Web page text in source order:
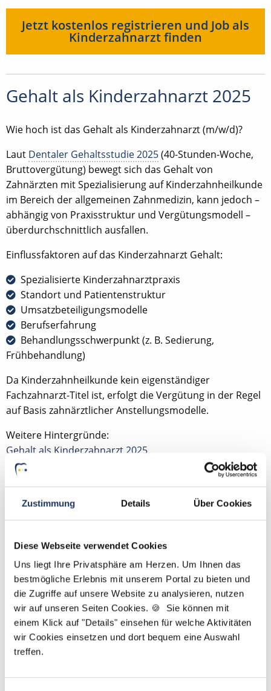
Zustimmung Details Über Cookies
Diese Webseite verwendet Cookies
Uns liegt Ihre Privatsphäre am Herzen. Um Ihnen das
bestmögliche Erlebnis mit unserem Portal zu bieten und
die Zugriffe auf unsere Website zu analysieren, nutzen
wir auf unseren Seiten Cookies. 🍪 Sie können mit
einem Klick auf "Details" einsehen für welche Aktivitäten
wir Cookies einsetzen und dort bequem eine Auswahl
treffen.
Jetzt kostenlos registrieren und Job als
Kinderzahnarzt finden
Gehalt als Kinderzahnarzt 2025
Wie hoch ist das Gehalt als Kinderzahnarzt (m/w/d)?
Laut Dentaler Gehaltsstudie 2025(40-Stunden-Woche,
Bruttovergütung) bewegt sich das Gehalt von
Zahnärzten mit Spezialisierung auf Kinderzahnheilkunde
im Bereich der allgemeinen Zahnmedizin, kann jedoch –
abhängig von Praxisstruktur und Vergütungsmodell –
überdurchschnittlich ausfallen.
Einflussfaktoren auf das Kinderzahnarzt Gehalt:
Spezialisierte Kinderzahnarztpraxis
Standort und Patientenstruktur
Umsatzbeteiligungsmodelle
Berufserfahrung
Behandlungsschwerpunkt (z. B. Sedierung,
Frühbehandlung)
Da Kinderzahnheilkunde kein eigenständiger
Fachzahnarzt-Titel ist, erfolgt die Vergütung in der Regel
auf Basis zahnärztlicher Anstellungsmodelle.
Weitere Hintergründe:
Gehalt als Kinderzahnarzt 2025
Aufgaben eines
Kinderzahnarztes
Kinderzahnärzte (m/w/d) sind spezialisiert auf die
zahnmedizinische Behandlung von Säuglingen, Kindern
und Jugendlichen.
Typische Tätigkeiten:
Früherkennungsuntersuchungen
Kariestherapie im Milch- und Wechselgebiss
Fissurenversiegelung